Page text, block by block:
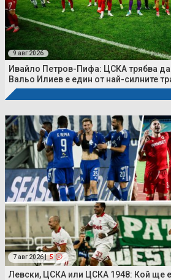
9 авг 2026
Ивайло Петров-Пифа: ЦСКА трябва
Вальо Илиев е един от най-силните
7 авг 2026 | 5
Левски, ЦСКА или ЦСКА 1948: Кой ще